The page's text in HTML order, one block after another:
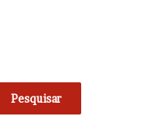
Pesquisar